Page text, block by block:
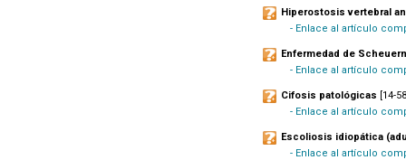
Hiperostosis vertebral
- Enlace al artículo
Enfermedad de
- Enlace al artículo
Cifosis patológicas [14-
- Enlace al artículo
Escoliosis idiopática
- Enlace al artículo